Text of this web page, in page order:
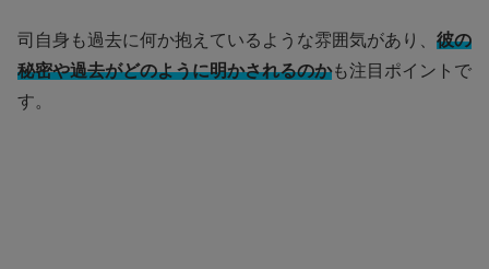
司自身も過去に何か抱えているような雰囲気があり、 彼の
秘密や過去がどのように明かされるのかも注目ポイントで
す。